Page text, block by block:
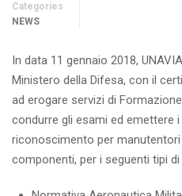
Categories
NEWS
In data 11 gennaio 2018,
Ministero della Difesa, con il
ad erogare servizi di
condurre gli esami ed emettere
riconoscimento per
componenti, per i seguenti tipi